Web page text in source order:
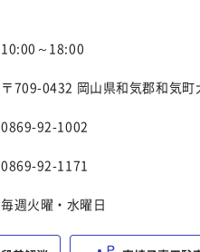
10:00～18:00
〒709-0432 岡山県和気郡和気町
0869-92-1002
0869-92-1171
毎週火曜・水曜日